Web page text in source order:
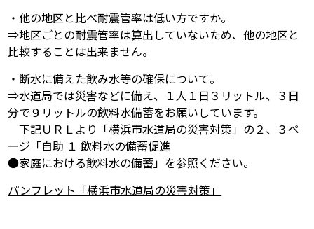
・他の地区と比べ耐震管率は低い方ですか。
⇒地区ごとの耐震管率は算出していないため、他の地区と
比較することは出来ません。
・断水に備えた飲み水等の確保について。
⇒水道局では災害などに備え、１人１日３リットル、３日
分で９リットルの飲料水備蓄をお願いしています。
下記ＵＲＬより「横浜市水道局の災害対策」の２、３ペ
ージ「自助 １ 飲料水の備蓄促進
●家庭における飲料水の備蓄」を参照ください。
パンフレット「横浜市水道局の災害対策」